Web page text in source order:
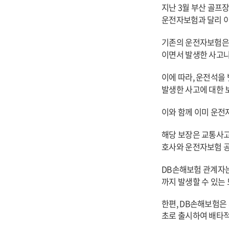
지난 3월 부산 골프
운전자보험과 달리
기존의 운전자보험
이면서 발생한 사고
이에 따라, 운전석
발생한 사고에 대한
이와 함께 이미 운
해당 보장은 교통사
호사와 운전자보험
DB손해보험 관계자
까지 발생할 수 있
한편, DB손해보험
초로 출시하여 배타